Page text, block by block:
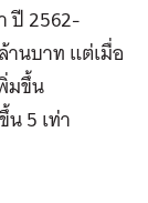
ปี 2562-
านบาท แต่เมื่อ
มขึ้น
5 เท่า